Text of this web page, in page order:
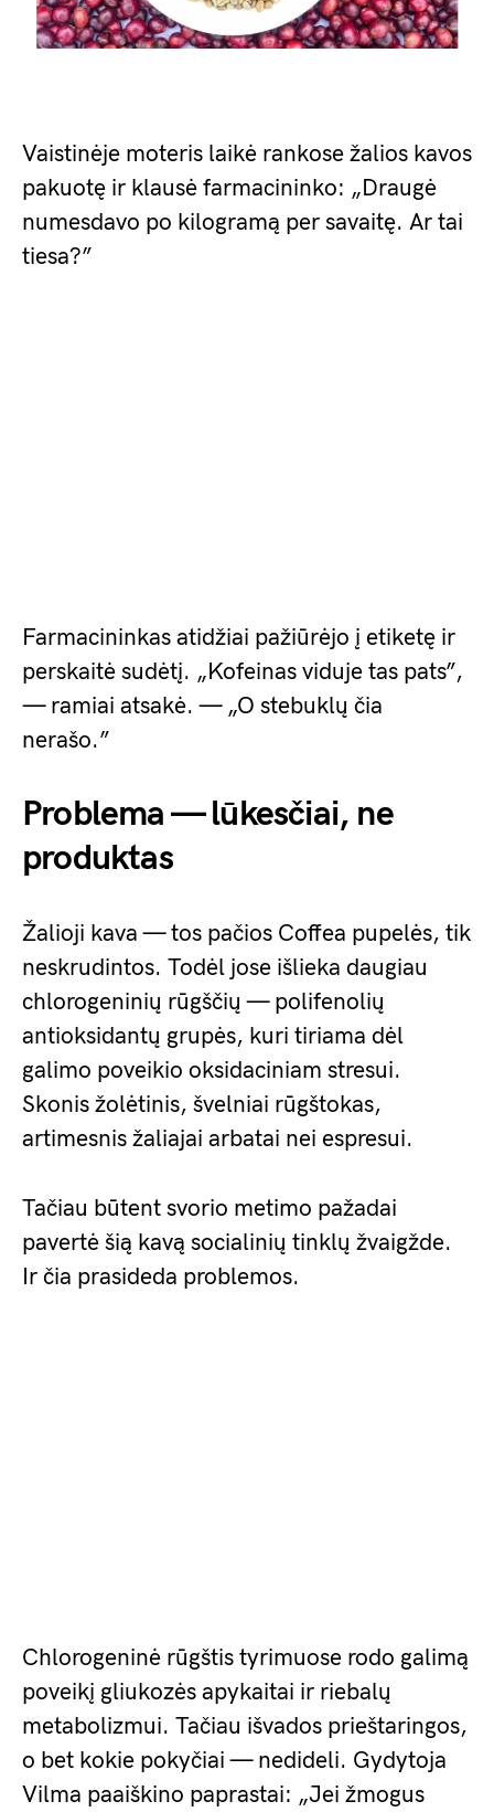
Vaistinėje moteris laikė rankose žalios kavos
pakuotę ir klausė farmacininko: „Draugė
numesdavo po kilogramą per savaitę. Ar tai
tiesa?”
Farmacininkas atidžiai pažiūrėjo į etiketę ir
perskaitė sudėtį. „Kofeinas viduje tas pats”,
— ramiai atsakė. — „O stebuklų čia
nerašo.”
Problema — lūkesčiai, ne
produktas
Žalioji kava — tos pačios Coffea pupelės, tik
neskrudintos. Todėl jose išlieka daugiau
chlorogeninių rūgščių — polifenolių
antioksidantų grupės, kuri tiriama dėl
galimo poveikio oksidaciniam stresui.
Skonis žolėtinis, švelniai rūgštokas,
artimesnis žaliajai arbatai nei espresui.
Tačiau būtent svorio metimo pažadai
pavertė šią kavą socialinių tinklų žvaigžde.
Ir čia prasideda problemos.
Chlorogeninė rūgštis tyrimuose rodo galimą
poveikį gliukozės apykaitai ir riebalų
metabolizmui. Tačiau išvados prieštaringos,
o bet kokie pokyčiai — nedideli. Gydytoja
Vilma paaiškino paprastai: „Jei žmogus